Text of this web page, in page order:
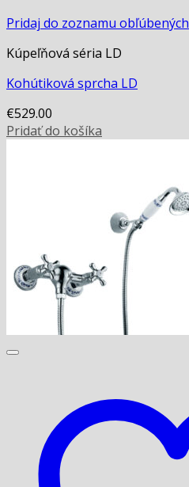
Pridaj do zoznamu obľúbených
Kúpeľňová séria LD
Kohútiková sprcha LD
€529.00
Pridať do košíka